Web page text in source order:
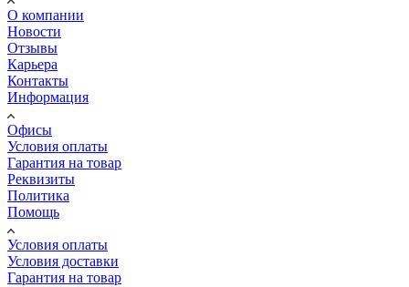
О компании
Новости
Отзывы
Карьера
Контакты
Информация
Офисы
Условия оплаты
Гарантия на товар
Реквизиты
Политика
Помощь
Условия оплаты
Условия доставки
Гарантия на товар